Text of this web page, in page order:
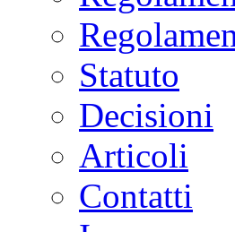
Statuto
Decisioni
Articoli
Contatti